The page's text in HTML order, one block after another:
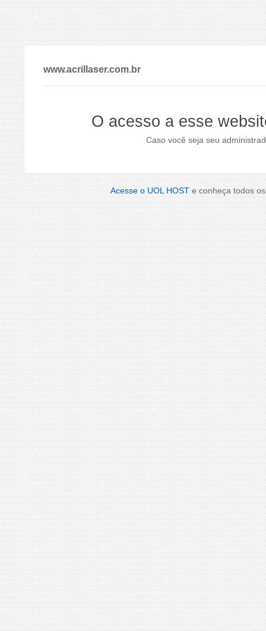
www.acrillaser.com.br
O acesso a esse
Caso você seja seu
Acesse o UOL HOST e conheça todos